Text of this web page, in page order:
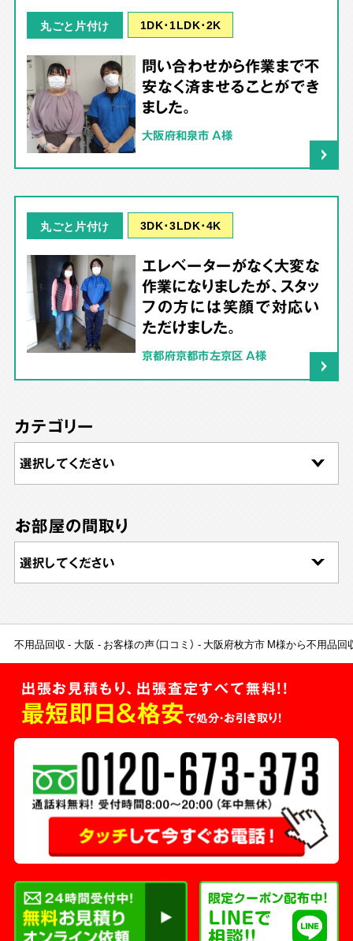
丸ごと片付け 1DK･1LDK･2K
問い合わせから作業まで不
安なく済ませることができ
ました。
大阪府和泉市 A様
丸ごと片付け 3DK･3LDK･4K
エレベーターがなく大変な
作業になりましたが、スタッ
フの方には笑顔で対応い
ただけました。
京都府京都市左京区 A様
カテゴリー
お部屋の間取り
不用品回収 大阪 お客様の声（口コミ） 大阪府枚方市 M様から不用品回
出張お見積もり、出張査定すべて無料!!
最短即日＆格安で処分・お引き取り！